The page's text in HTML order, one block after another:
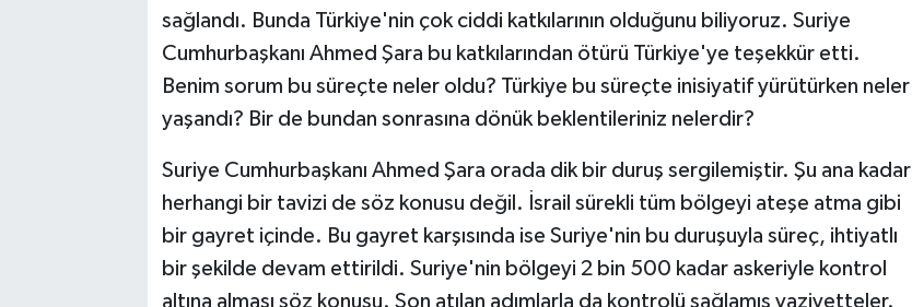
sağlandı. Bunda Türkiye'nin çok ciddi katkılarının olduğunu biliyoruz. Suriye
Cumhurbaşkanı Ahmed Şara bu katkılarından ötürü Türkiye'ye teşekkür etti.
Benim sorum bu süreçte neler oldu? Türkiye bu süreçte inisiyatif yürütürken neler
yaşandı? Bir de bundan sonrasına dönük beklentileriniz nelerdir?
Suriye Cumhurbaşkanı Ahmed Şara orada dik bir duruş sergilemiştir. Şu ana kadar
herhangi bir tavizi de söz konusu değil. İsrail sürekli tüm bölgeyi ateşe atma gibi
bir gayret içinde. Bu gayret karşısında ise Suriye'nin bu duruşuyla süreç, ihtiyatlı
bir şekilde devam ettirildi. Suriye'nin bölgeyi 2 bin 500 kadar askeriyle kontrol
altına alması söz konusu. Son atılan adımlarla da kontrolü sağlamış vaziyetteler.